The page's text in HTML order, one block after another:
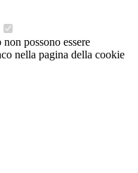
possono essere
nella pagina della cookie